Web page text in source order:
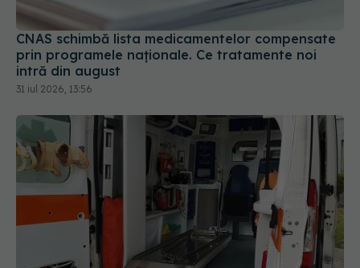
CNAS schimbă lista medicamentelor compensate
prin programele naționale. Ce tratamente noi
intră din august
31 iul 2026, 13:56